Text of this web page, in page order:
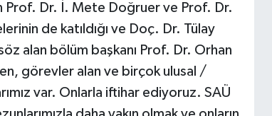
Dr. İ. Mete Doğruer ve Prof. Dr.
de katıldığı ve Doç. Dr. Tülay
alan bölüm başkanı Prof. Dr. Orhan
görevler alan ve birçok ulusal /
var. Onlarla iftihar ediyoruz. SAÜ